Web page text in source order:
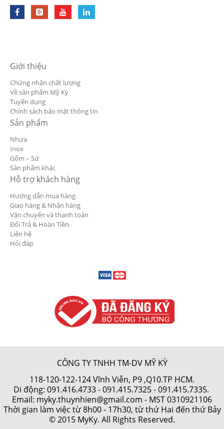
Giới thiệu
Chứng nhận chất lượng
Về sản phẩm Mỹ Kỳ
Tuyển dụng
Chính sách bảo mật thông tin
Sản phẩm
Nhựa
Inox
Gốm – Sứ
Sản phẩm khác
Hỗ trợ khách hàng
Hướng dẫn mua hàng
Giao hàng & Nhận hàng
Vận chuyển và thanh toán
Đổi Trả & Hoàn Tiền
Liên hệ
Hỏi đáp
CÔNG TY TNHH TM-DV MỸ KỲ
118-120-122-124 Vĩnh Viễn, P9 ,Q10.TP HCM.
Di động: 091.416.4733-091.415.7325- 091.415.7335.
Email: myky.thuynhien@gmail.com - MST 0310921106
Thời gian làm việc từ 8h00 - 17h30, từ thứ Hai đến thứ Bảy
© 2015 MyKy. All Rights Reserved.